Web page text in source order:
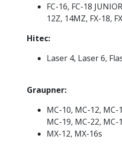
FC-16, FC-18
12Z, 14MZ, FX-18,
Hitec:
Laser 4, Laser 6,
Graupner:
MC-10, MC-12, MC-
MC-19, MC-22, MC-
MX-12, MX-16s